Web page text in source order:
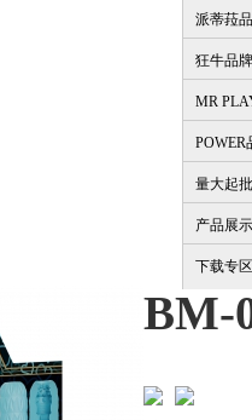
派蒂菈
狂牛品牌
MR
POWER
量大起批
产品展
下载专区
BM-